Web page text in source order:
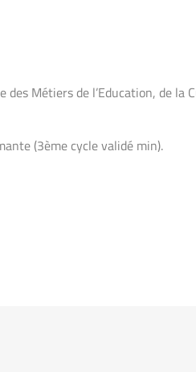
Métiers de l’Education, de
(3ème cycle validé min).